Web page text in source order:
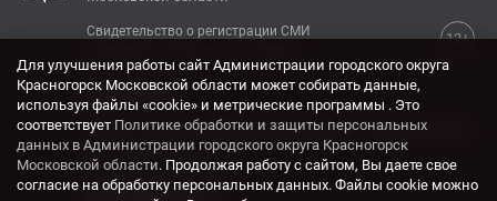
12+
Свидетельство о регистрации СМИ
КОНТАКТЫ
Адрес: 143404, Московская область, г. Красногорск,
ул. Ленина, дом 4.
Электронная почта:
Для улучшения работы сайт Администрации городского округа
Красногорск Московской области может собирать данные,
используя файлы «cookie» и метрические программы . Это
соответствует Политике обработки и защиты персональных
данных в Администрации городского округа Красногорск
Московской области. Продолжая работу с сайтом, Вы даете свое
согласие на обработку персональных данных. Файлы cookie можно